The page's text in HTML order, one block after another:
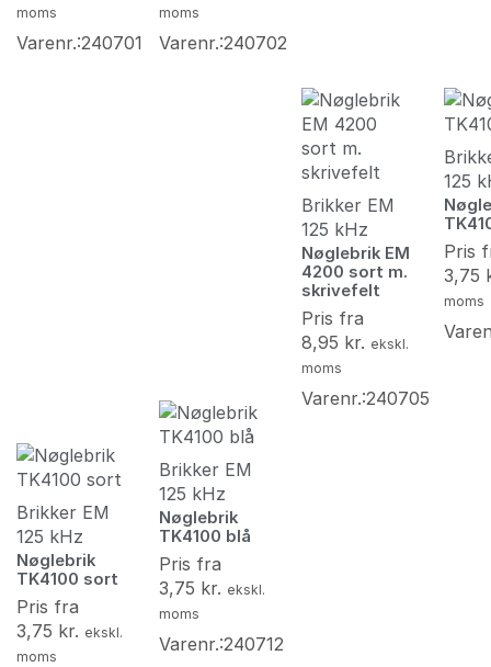
moms
Varenr.:240701
moms
Varenr.:240702
Brikker EM
125 kHz
Nøglebrik EM
4200 sort m.
skrivefelt
Pris fra
8,95 kr. ekskl.
moms
Varenr.:240705
125
Pris
3,75
moms
Brikker EM
125 kHz
Nøglebrik
TK4100 sort
Pris fra
3,75 kr. ekskl.
moms
Brikker EM
125 kHz
Nøglebrik
TK4100 blå
Pris fra
3,75 kr. ekskl.
moms
Varenr.:240712